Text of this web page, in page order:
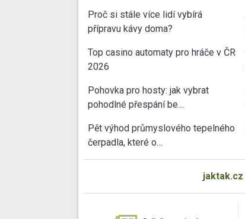
Proč si stále více lidí vybírá
přípravu kávy doma?
Top casino automaty pro hráče v ČR
2026
Pohovka pro hosty: jak vybrat
pohodlné přespání be…
Pět výhod průmyslového tepelného
čerpadla, které o…
jaktak.cz